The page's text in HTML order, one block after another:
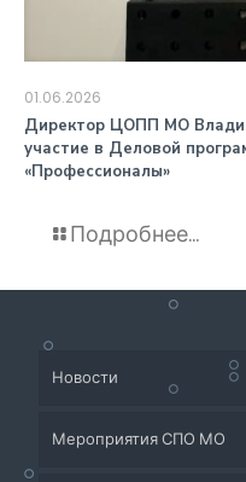
01.06.2026
️Директор ЦОПП МО
участие в Деловой
«Профессионалы»
Подробнее...
Новости
Мероприятия СПО МО